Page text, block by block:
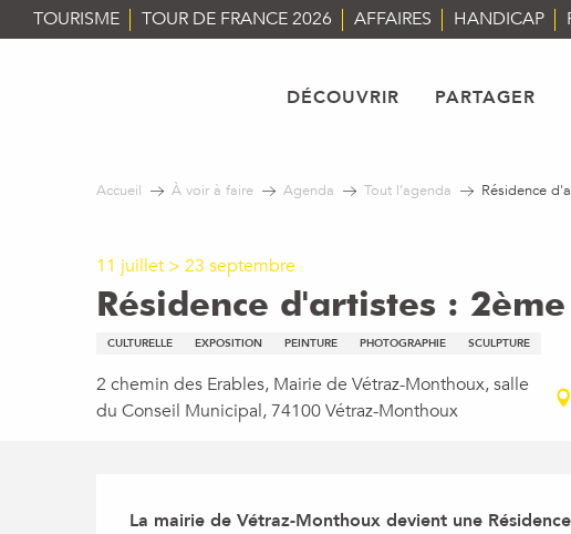
Aller
au
TOURISME TOUR DE FRANCE 2026 AFFAIRES HANDICAP
DÉCOUVRIR PARTAGER
Accueil À voir à faire Agenda Tout l’agenda Résidence
11 juillet > 23 septembre
Résidence d'artistes :
CULTURELLE EXPOSITION PEINTURE PHOTOGRAPHIE SCULPTURE
2 chemin des Erables, Mairie de Vétraz-Monthoux, salle
du Conseil Municipal, 74100 Vétraz-Monthoux
Description
La mairie de Vétraz-Monthoux devient une